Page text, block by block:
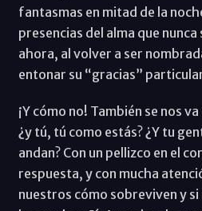
fantasmas en mitad de la
presencias del alma que
ahora, al volver a ser
entonar su “gracias”
¡Y cómo no! También se nos
¿y tú, tú como estás? ¿Y tu
andan? Con un pellizco en el
respuesta, y con mucha
nuestros cómo sobreviven y